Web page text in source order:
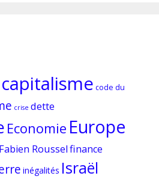
capitalisme code du
crise dette
Economie Europe
Fabien Rousselfinance
inégalités Israël